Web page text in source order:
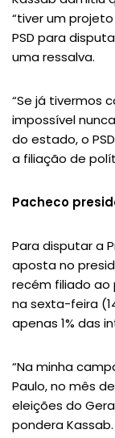
“tiver um
PSD para
uma ressalva.
“Se já tivermos
impossível
do estado, o
a filiação de
Pacheco
Para disputar a
aposta no
recém filiado ao
na sexta-feira
apenas 1% das
“Na minha
Paulo, no mês
eleições do
pondera Kassab.